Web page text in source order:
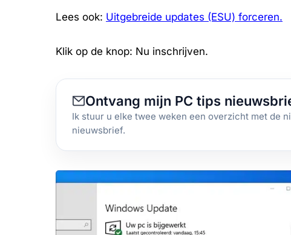
Lees ook: Uitgebreide updates (ESU) forceren.
Klik op de knop: Nu inschrijven.
Ontvang mijn PC tips
Ik stuur u elke twee weken een overzicht met de
nieuwsbrief.